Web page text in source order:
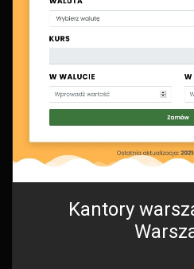
Kantory